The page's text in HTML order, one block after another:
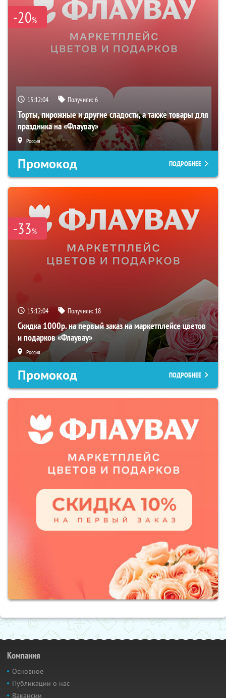
-20%
15:12:03 Получили:6
Торты, пирожные и другие сладости, а также товары для
праздника на «Флаувау»
Россия
Промокод ПОДРОБНЕЕ
-33%
15:12:03 Получили: 18
Скидка 1000р. на первый заказ на маркетплейсе цветов
и подарков «Флаувау»
Россия
Промокод ПОДРОБНЕЕ
Компания
Основное
Публикации о нас
Вакансии